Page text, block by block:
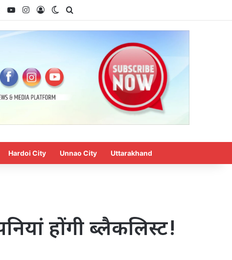
YouTubeInstagram
Log InSwitch skin
Hardoi City Unnao City Uttarakhand
होंगी ब्लैकलिस्ट!